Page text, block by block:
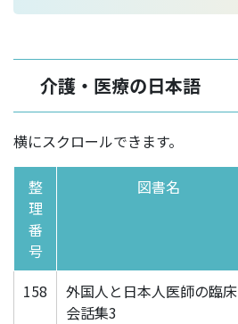
介護・医療の日本語
横にスクロールできます。
整
理
番
号
図書名
158
外国人と日本人医師の臨床
会話集3